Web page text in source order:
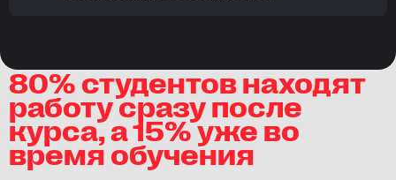
80% студентов находят
работу сразу после
курса, а 15% уже во
время обучения